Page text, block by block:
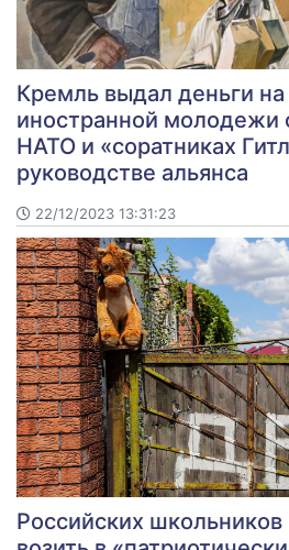
Кремль выдал деньги на
иностранной молодежи
НАТО и «соратниках
руководстве альянса
22/12/2023 13:31:23
Российских